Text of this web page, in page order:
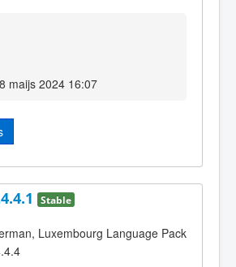
maijs 2024 16:07
Stable
Luxembourg Language Pack